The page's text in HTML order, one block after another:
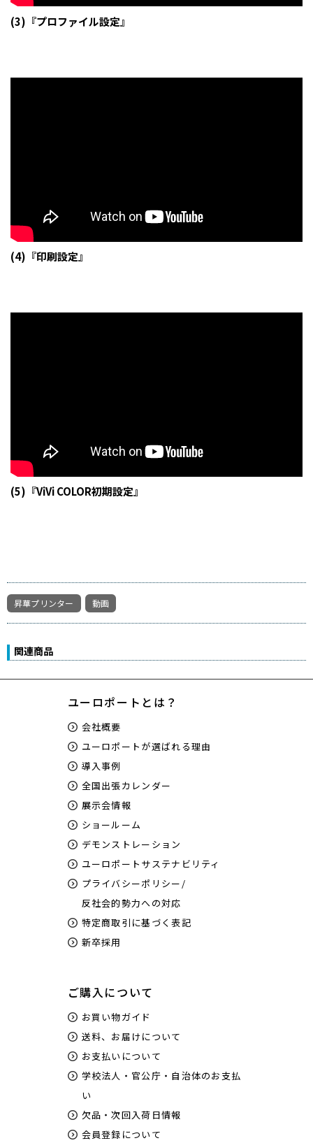
(3)『プロファイル設定』
(4)『印刷設定』
(5)『ViVi COLOR初期設定』
昇華プリンター 動画
関連商品
ユーロポートとは？
会社概要
ユーロポートが選ばれる理由
導入事例
全国出張カレンダー
展示会情報
ショールーム
デモンストレーション
ユーロポートサステナビリティ
プライバシーポリシー/
反社会的勢力への対応
特定商取引に基づく表記
新卒採用
ご購入について
お買い物ガイド
送料、お届けについて
お支払いについて
学校法人・官公庁・自治体のお支払
い
欠品・次回入荷日情報
会員登録について